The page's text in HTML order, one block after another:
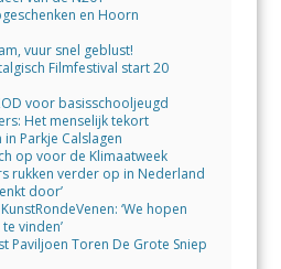
en Hoorn
vuur snel geblust!
Filmfestival start 20
voor basisschooljeugd
Het menselijk tekort
Parkje Calslagen
op voor de Klimaatweek
rukken verder op in Nederland
door’
‘We hopen
vinden’
Paviljoen Toren De Grote Sniep